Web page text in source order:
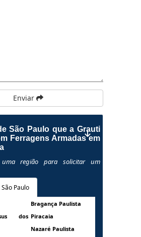
Enviar
São Paulo que a Grauti
Ferragens Armadas em
uma região para solicitar um
Paulo
Bragança Paulista
dos Piracaia
Nazaré Paulista